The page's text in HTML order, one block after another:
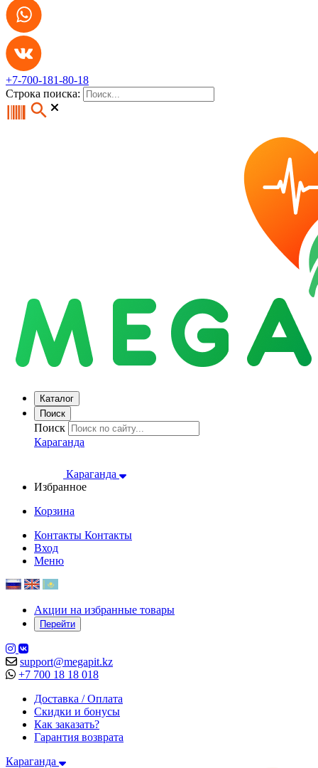
+7-700-181-80-18
Строка поиска:
Каталог
Поиск
Поиск
Караганда
Караганда
Избранное
Корзина
Контакты Контакты
Вход
Меню
Акции на избранные товары
Перейти
support@megapit.kz
+7 700 18 18 018
Доставка / Оплата
Скидки и бонусы
Как заказать?
Гарантия возврата
Караганда